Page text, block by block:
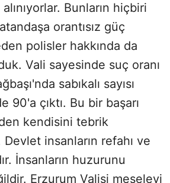
Bunların hiçbiri
orantısız güç
polisler hakkında da
Vali sayesinde suç oranı
sabıkalı sayısı
90'a çıktı. Bu bir başarı
kendisini tebrik
insanların refahı ve
İnsanların huzurunu
Erzurum Valisi meseleyi